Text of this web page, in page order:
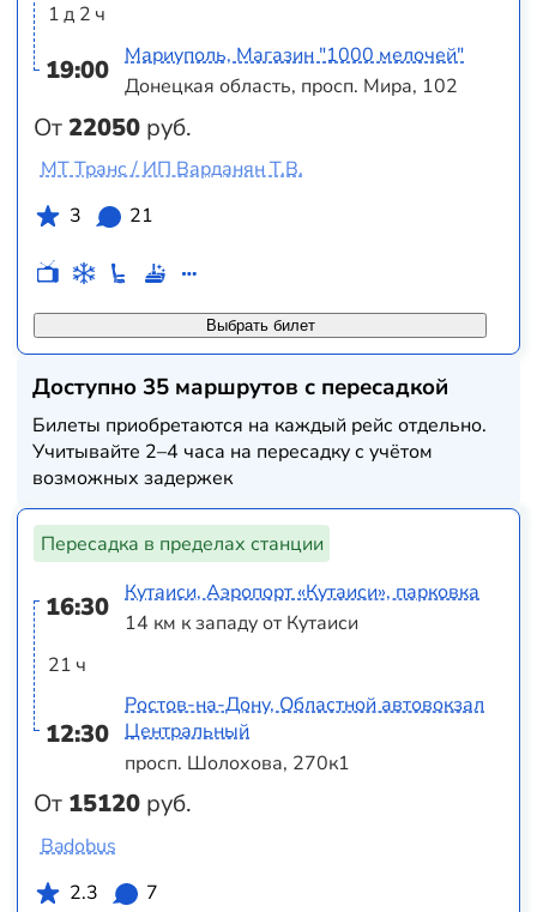
1 д 2 ч
19:00
От22050 руб.
Мариуполь, Магазин "1000 мелочей"
Донецкая область, просп. Мира, 102
Выбрать билет
МТ Транс / ИП Варданян Т.В.
3
21
Доступно 35 маршрутов с пересадкой
Билеты приобретаются на каждый рейс отдельно.
Учитывайте 2–4 часа на пересадку с учётом
возможных задержек
Пересадка в пределах станции
16:30
21 ч
12:30
От 15120 руб.
Кутаиси, Аэропорт «Кутаиси», парковка
14 км к западу от Кутаиси
Ростов-на-Дону, Областной автовокзал
Центральный
просп. Шолохова, 270к1
Badobus
2.3
7